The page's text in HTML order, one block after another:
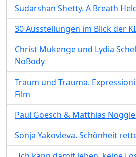
Sudarshan Shetty. A Breath
30 Ausstellungen im Blick der
Christ Mukenge und Lydia
NoBody
Traum und Trauma.
Film
Paul Goesch & Matthias
Sonja Yakovleva. Schönheit